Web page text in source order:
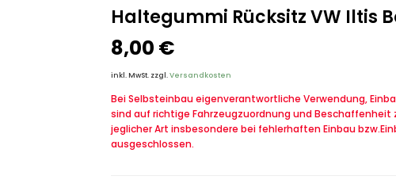
Haltegummi Rücksitz VW Iltis
8,00 €
inkl. MwSt. zzgl.Versandkosten
Bei Selbsteinbau eigenverantwortliche Verwendung,
sind auf richtige Fahrzeugzuordnung und
jeglicher Art insbesondere bei fehlerhaften Einbau
ausgeschlossen.